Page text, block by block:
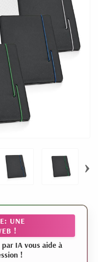
›
UNE
!
par IA vous aide à
!